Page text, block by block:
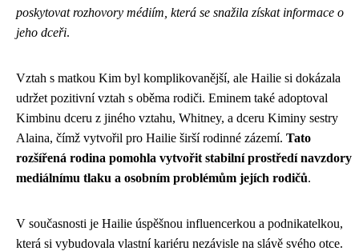
poskytovat rozhovory médiím, která se snažila získat informace o
jeho dceři.
Vztah s matkou Kim byl komplikovanější, ale Hailie si dokázala
udržet pozitivní vztah s oběma rodiči. Eminem také adoptoval
Kimbinu dceru z jiného vztahu, Whitney, a dceru Kiminy sestry
Alaina, čímž vytvořil pro Hailie širší rodinné zázemí. Tato
rozšířená rodina pomohla vytvořit stabilní prostředí navzdory
mediálnímu tlaku a osobním problémům jejích rodičů.
V současnosti je Hailie úspěšnou influencerkou a podnikatelkou,
která si vybudovala vlastní kariéru nezávisle na slávě svého otce.